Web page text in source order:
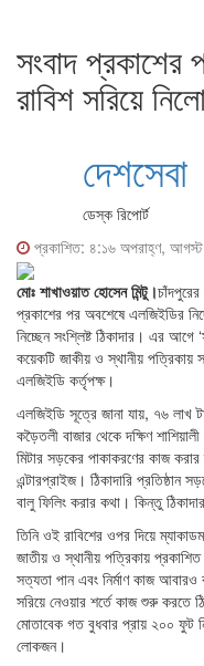
সংবাদ প্রকাশের
রাবিশ সরিয়ে
দেশসেবা
ডেস্ক রিপোর্ট
প্রকাশিত: ৪:১৬ অপরাহ্ণ,
মোঃ শাখাওয়াত হোসেন মিন্টু।
প্রকাশের পর অবশেষে এলজিইডির
নিচ্ছেন সংশ্লিষ্ট ঠিকাদার। এর আগে
কয়েকটি জাকীয় ও স্থানীয় পত্রিকায়
এলজিইডি কর্তৃপক্ষ।
এলজিইডি সূত্রে জানা যায়, ৭৬ লাখ
কড়ৈতলী বাজার থেকে দক্ষিণ
মিটার সড়কের পাকাকরণের কাজ করার
এন্টারপ্রাইজ। ঠিকাদারি প্রতিষ্ঠান
বালু ফিলিং করার কথা। কিন্তু
তিনি ওই রাবিশের ওপর দিয়ে
জাতীয় ও স্থানীয় পত্রিকায়
সত্যতা পান এবং নির্মাণ কাজ
সরিয়ে নেওয়ার শর্তে কাজ শুরু করতে
মোতাবেক গত বুধবার প্রায় ২০০ ফুট
লোকজন।